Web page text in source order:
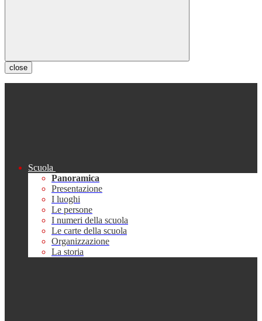
close
Scuola
Panoramica
Presentazione
I luoghi
Le persone
I numeri della scuola
Le carte della scuola
Organizzazione
La storia